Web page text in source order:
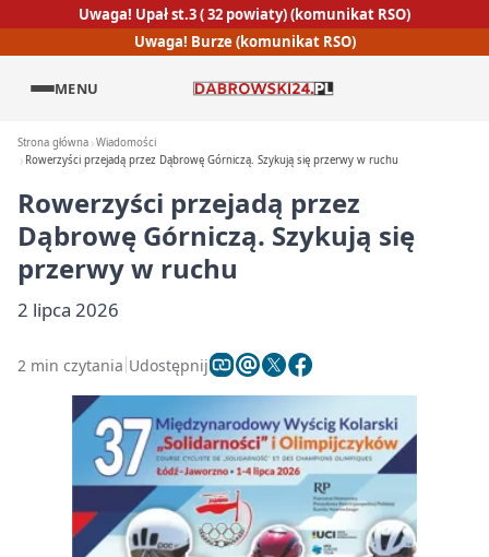
Uwaga! Upał st.3 ( 32 powiaty) (komunikat RSO)
Uwaga! Burze (komunikat RSO)
MENU
Strona główna Wiadomości
Rowerzyści przejadą przez Dąbrowę Górniczą. Szykują się przerwy w ruchu
Rowerzyści przejadą przez
Dąbrowę Górniczą. Szykują się
przerwy w ruchu
2 lipca 2026
2 min czytania Udostępnij